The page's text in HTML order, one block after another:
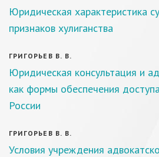
Юридическая характеристика
признаков хулиганства
ГРИГОРЬЕВ В. В.
Юридическая консультация и
как формы обеспечения
России
ГРИГОРЬЕВ В. В.
Условия учреждения